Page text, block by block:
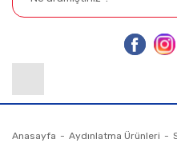
Anasayfa Aydınlatma Ürünleri